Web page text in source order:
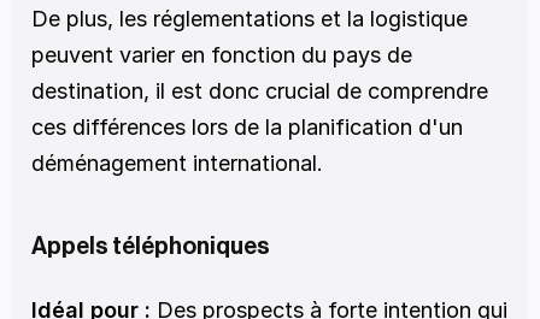
De plus, les réglementations et la logistique
peuvent varier en fonction du pays de
destination, il est donc crucial de comprendre
ces différences lors de la planification d'un
déménagement international.
Appels téléphoniques
Idéal pour : Des prospects à forte intention qui